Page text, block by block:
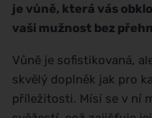
je vůně, která vás
vaši mužnost bez
Vůně je sofistikovaná,
skvělý doplněk jak pro
příležitosti. Mísí se v ní